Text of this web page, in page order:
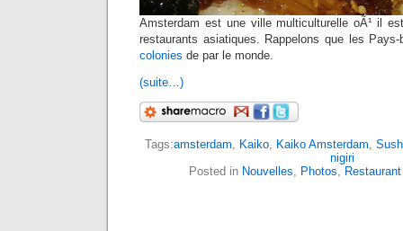
Amsterdam est une ville multiculturelle oÃ¹ il
restaurants asiatiques. Rappelons que les
colonies de par le monde.
(suite…)
Tags:amsterdam, Kaiko, Kaiko Amsterdam,
nigiri
Posted in Nouvelles, Photos, Restaurant